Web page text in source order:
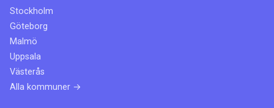
Stockholm
Göteborg
Malmö
Uppsala
Västerås
Alla kommuner →